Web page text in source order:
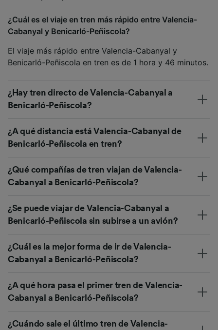
¿Cuál es el viaje en tren más rápido entre Valencia-
Cabanyal y Benicarló-Peñiscola?
El viaje más rápido entre Valencia-Cabanyal y
Benicarló-Peñiscola en tren es de 1 hora y 46 minutos.
¿Hay tren directo de Valencia-Cabanyal a
Benicarló-Peñiscola?
¿A qué distancia está Valencia-Cabanyal de
Benicarló-Peñiscola en tren?
¿Qué compañías de tren viajan de Valencia-
Cabanyal a Benicarló-Peñiscola?
¿Se puede viajar de Valencia-Cabanyal a
Benicarló-Peñiscola sin subirse a un avión?
¿Cuál es la mejor forma de ir de Valencia-
Cabanyal a Benicarló-Peñiscola?
¿A qué hora pasa el primer tren de Valencia-
Cabanyal a Benicarló-Peñiscola?
¿Cuándo sale el último tren de Valencia-